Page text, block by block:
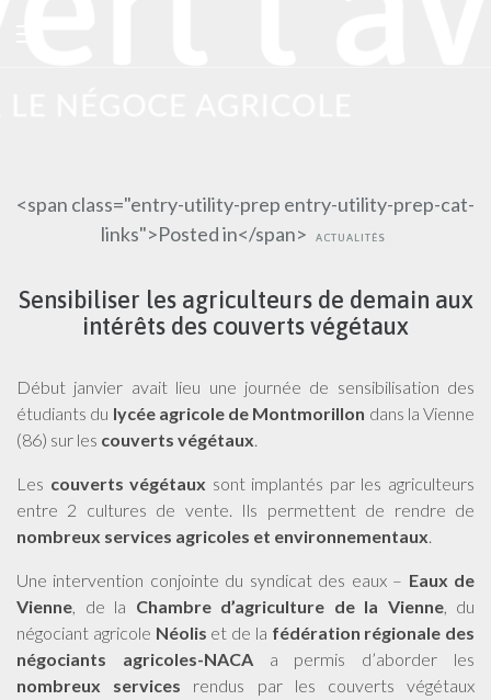
<span class="entry-utility-prep entry-utility-prep-cat-
links">Posted in</span>
ACTUALITÉS
Sensibiliser les agriculteurs de demain aux
intérêts des couverts végétaux
Début janvier avait lieu une journée de sensibilisation des
étudiants du lycée agricole de Montmorillon dans la Vienne
(86) sur les couverts végétaux.
Les couverts végétaux sont implantés par les agriculteurs
entre 2 cultures de vente. Ils permettent de rendre de
nombreux services agricoles et environnementaux.
Une intervention conjointe du syndicat des eaux – Eaux de
Vienne, de la Chambre d’agriculture de la Vienne, du
négociant agricole Néolis et de la fédération régionale des
négociants agricoles-NACAa permis d’aborder les
nombreux services rendus par les couverts végétaux